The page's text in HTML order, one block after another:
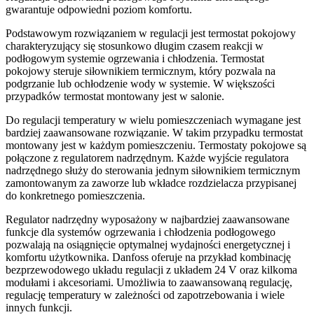
gwarantuje odpowiedni poziom komfortu.
Podstawowym rozwiązaniem w regulacji jest termostat pokojowy
charakteryzujący się stosunkowo długim czasem reakcji w
podłogowym systemie ogrzewania i chłodzenia. Termostat
pokojowy steruje siłownikiem termicznym, który pozwala na
podgrzanie lub ochłodzenie wody w systemie. W większości
przypadków termostat montowany jest w salonie.
Do regulacji temperatury w wielu pomieszczeniach wymagane jest
bardziej zaawansowane rozwiązanie. W takim przypadku termostat
montowany jest w każdym pomieszczeniu. Termostaty pokojowe są
połączone z regulatorem nadrzędnym. Każde wyjście regulatora
nadrzędnego służy do sterowania jednym siłownikiem termicznym
zamontowanym za zaworze lub wkładce rozdzielacza przypisanej
do konkretnego pomieszczenia.
Regulator nadrzędny wyposażony w najbardziej zaawansowane
funkcje dla systemów ogrzewania i chłodzenia podłogowego
pozwalają na osiągnięcie optymalnej wydajności energetycznej i
komfortu użytkownika. Danfoss oferuje na przykład kombinację
bezprzewodowego układu regulacji z układem 24 V oraz kilkoma
modułami i akcesoriami. Umożliwia to zaawansowaną regulację,
regulację temperatury w zależności od zapotrzebowania i wiele
innych funkcji.